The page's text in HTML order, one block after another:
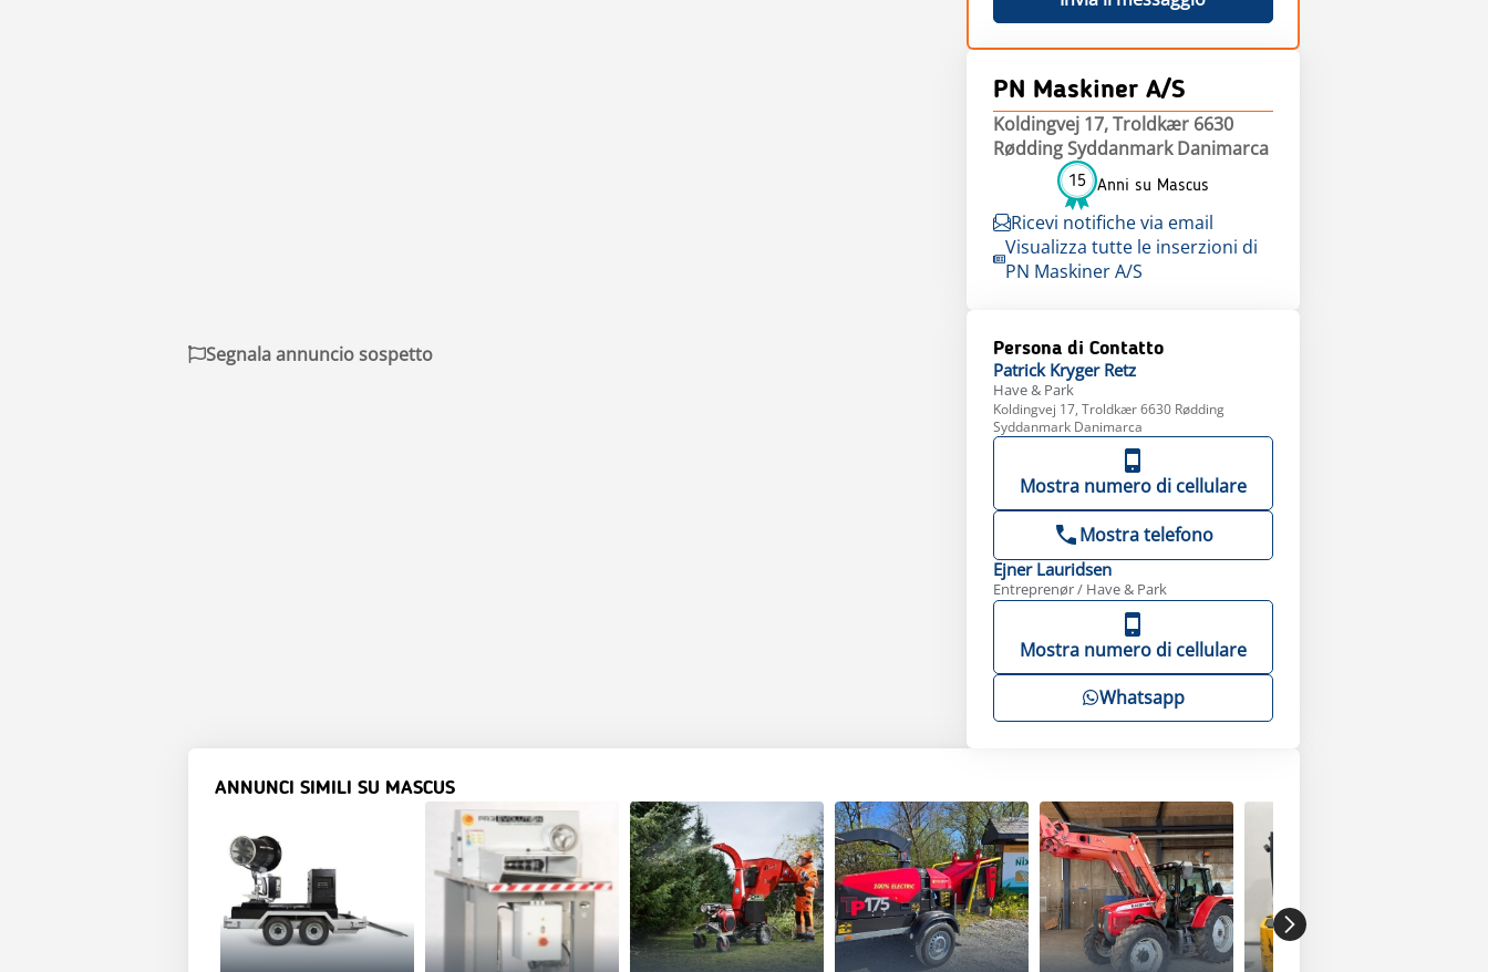
PN Maskiner A/S
Koldingvej 17, Troldkær 6630
Rødding Syddanmark Danimarca
15 Anni su Mascus
Ricevi notifiche via email
Visualizza tutte le inserzioni di
PN Maskiner A/S
Persona di Contatto
Patrick Kryger Retz
Have & Park
Koldingvej 17, Troldkær 6630 Rødding
Syddanmark Danimarca
Mostra numero di cellulare
Mostra telefono
Ejner Lauridsen
Entreprenør / Have & Park
Mostra numero di cellulare
Whatsapp
Segnala annuncio sospetto
ANNUNCI SIMILI SU MASCUS